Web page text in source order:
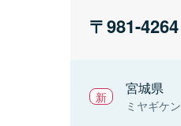
981-4264
宮城県
ミヤギケン